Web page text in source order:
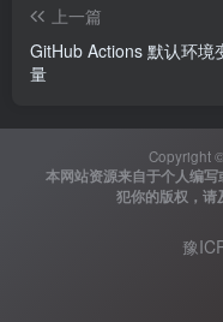
上一篇
GitHub Actions 默认环境
量
Copyright
本网站资源来自于个人编
犯你的版权，请
豫